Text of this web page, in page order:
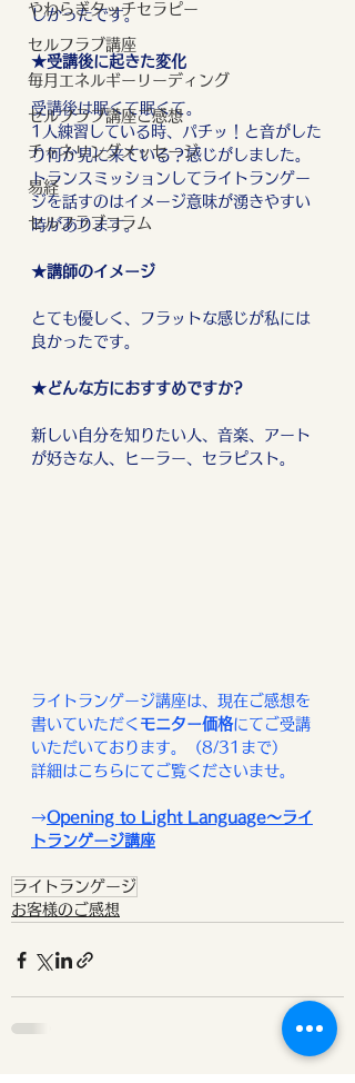
やわらぎタッチセラピー
セルフラブ講座
毎月エネルギーリーディング
セルフラブ講座ご感想
チャネリングメッセージ
易経
セルフラブコラム
しかったです。
★受講後に起きた変化
受講後は眠くて眠くて。
1人練習している時、パチッ！と音がした
り何か見に来ている？感じがしました。
トランスミッションしてライトランゲー
ジを話すのはイメージ意味が湧きやすい
時があります。
★講師のイメージ
とても優しく、フラットな感じが私には
良かったです。
★どんな方におすすめですか?
新しい自分を知りたい人、音楽、アート
が好きな人、ヒーラー、セラピスト。
ライトランゲージ講座は、現在ご感想を
書いていただく モニター価格にてご受講
いただいております。（8/31まで）
詳細はこちらにてご覧くださいませ。
→Opening to Light Language〜ライ
トランゲージ講座
ライトランゲージ
お客様のご感想